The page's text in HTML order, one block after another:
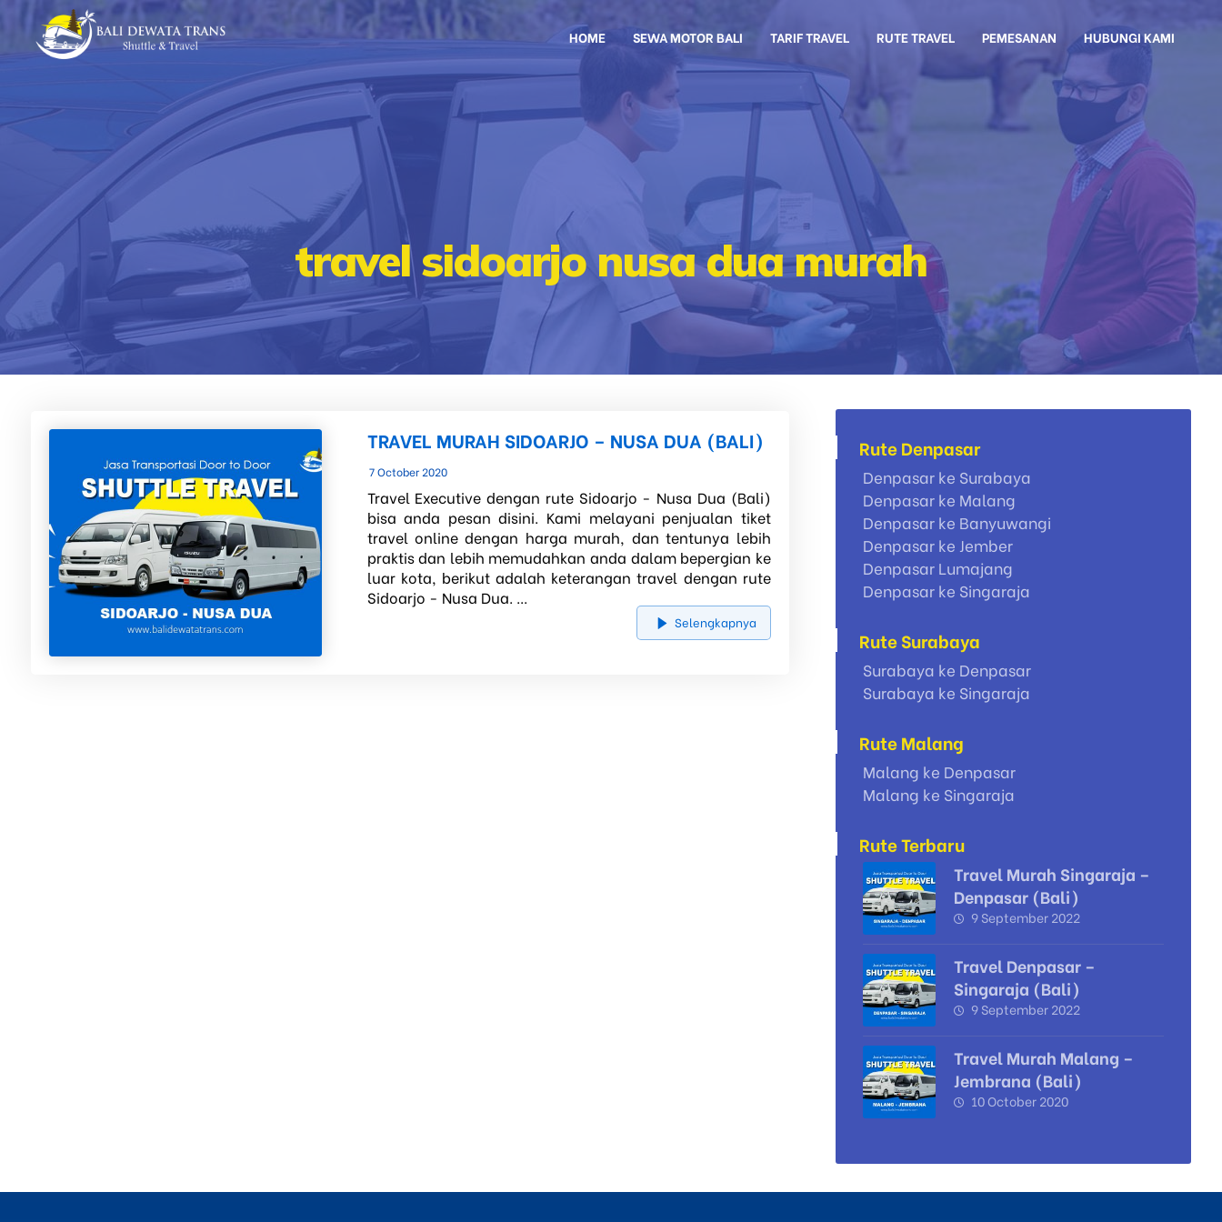
HOME SEWA MOTOR BALI TARIF TRAVEL RUTE TRAVEL PEMESANAN HUBUNGI KAMI
travel sidoarjo nusa dua murah
TRAVEL MURAH SIDOARJO – NUSA DUA (BALI)
7 October 2020
Travel Executive dengan rute Sidoarjo - Nusa Dua (Bali)
bisa anda pesan disini. Kami melayani penjualan tiket
travel online dengan harga murah, dan tentunya lebih
praktis dan lebih memudahkan anda dalam bepergian ke
luar kota, berikut adalah keterangan travel dengan rute
Sidoarjo - Nusa Dua. ...
Selengkapnya
Rute Denpasar
Denpasar ke Surabaya
Denpasar ke Malang
Denpasar ke Banyuwangi
Denpasar ke Jember
Denpasar Lumajang
Denpasar ke Singaraja
Rute Surabaya
Surabaya ke Denpasar
Surabaya ke Singaraja
Rute Malang
Malang ke Denpasar
Malang ke Singaraja
Rute Terbaru
Travel Murah Singaraja –
Denpasar (Bali)
9 September 2022
Travel Denpasar –
Singaraja (Bali)
9 September 2022
Travel Murah Malang –
Jembrana (Bali)
10 October 2020